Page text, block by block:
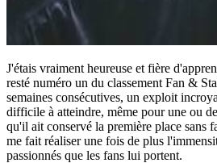
J'étais vraiment heureuse et fière
resté numéro un du classement Fan &
semaines consécutives, un exploit
difficile à atteindre, même pour une ou
qu'il ait conservé la première place sans
me fait réaliser une fois de plus
passionnés que les fans lui portent.